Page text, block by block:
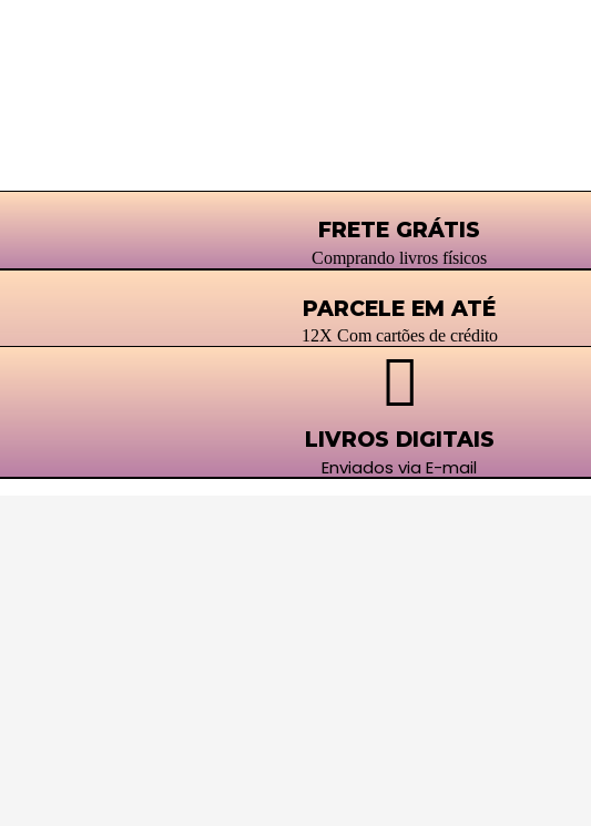
FRETE GRÁTIS
Comprando livros físicos
PARCELE EM ATÉ
12X Com cartões de crédito
LIVROS DIGITAIS
Enviados via E-mail